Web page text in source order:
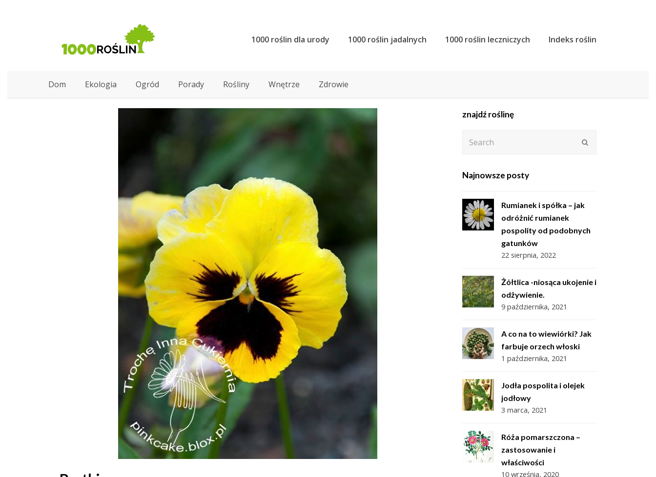
1000 roślin dla urody 1000 roślin jadalnych 1000 roślin leczniczych Indeks roślin
Dom Ekologia Ogród Porady Rośliny Wnętrze Zdrowie
znajdź roślinę
Najnowsze posty
Rumianek i spółka – jak
odróżnić rumianek
pospolity od podobnych
gatunków
22 sierpnia, 2022
Żółtlica -niosąca ukojenie i
odżywienie.
9 października, 2021
A co na to wiewiórki? Jak
farbuje orzech włoski
1 października, 2021
Jodła pospolita i olejek
jodłowy
3 marca, 2021
Róża pomarszczona –
zastosowanie i
właściwości
10 września, 2020